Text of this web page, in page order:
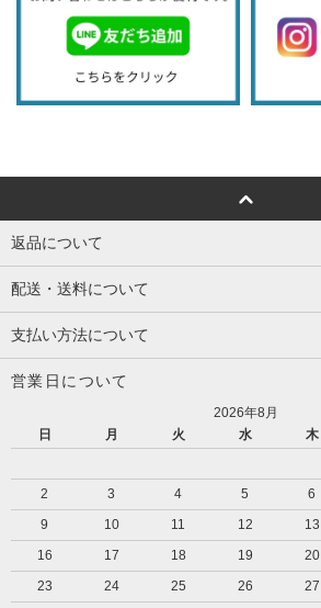
返品について
配送・送料について
支払い方法について
営業日について
2026年8月
日
月 火 水 木
2
3 4 5 6
9
10 11 12 13
16
17 18 19 20
23
24 25 26 27